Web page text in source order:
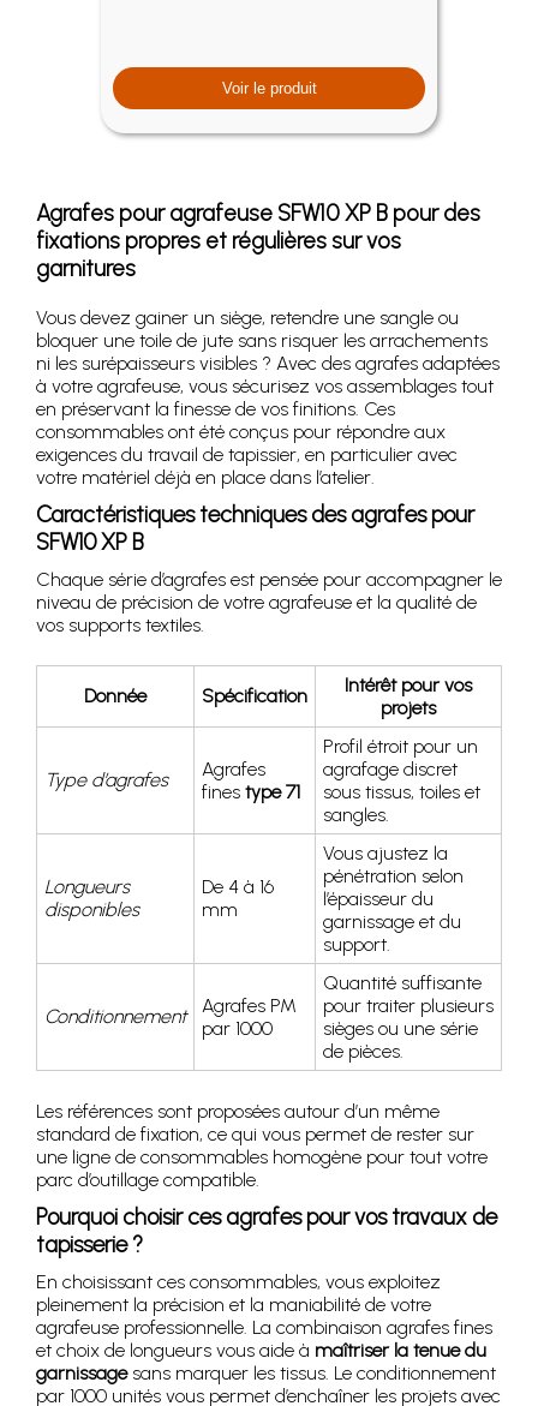
Voir le produit
Agrafes pour agrafeuse SFW10 XP B pour des
fixations propres et régulières sur vos
garnitures
Vous devez gainer un siège, retendre une sangle ou
bloquer une toile de jute sans risquer les arrachements
ni les surépaisseurs visibles ? Avec des agrafes adaptées
à votre agrafeuse, vous sécurisez vos assemblages tout
en préservant la finesse de vos finitions. Ces
consommables ont été conçus pour répondre aux
exigences du travail de tapissier, en particulier avec
votre matériel déjà en place dans l’atelier.
Caractéristiques techniques des agrafes pour
SFW10 XP B
Chaque série d’agrafes est pensée pour accompagner le
niveau de précision de votre agrafeuse et la qualité de
vos supports textiles.
Donnée Spécification
Intérêt pour vos
projets
Type d’agrafes
Agrafes
fines type 71
Profil étroit pour un
agrafage discret
sous tissus, toiles et
sangles.
Longueurs
disponibles
De 4 à 16
mm
Vous ajustez la
pénétration selon
l’épaisseur du
garnissage et du
support.
Conditionnement
Agrafes PM
par 1000
Quantité suffisante
pour traiter plusieurs
sièges ou une série
de pièces.
Les références sont proposées autour d’un même
standard de fixation, ce qui vous permet de rester sur
une ligne de consommables homogène pour tout votre
parc d’outillage compatible.
Pourquoi choisir ces agrafes pour vos travaux de
tapisserie ?
En choisissant ces consommables, vous exploitez
pleinement la précision et la maniabilité de votre
agrafeuse professionnelle. La combinaison agrafes fines
et choix de longueurs vous aide à maîtriser la tenue du
garnissagesans marquer les tissus. Le conditionnement
par 1000 unités vous permet d’enchaîner les projets avec